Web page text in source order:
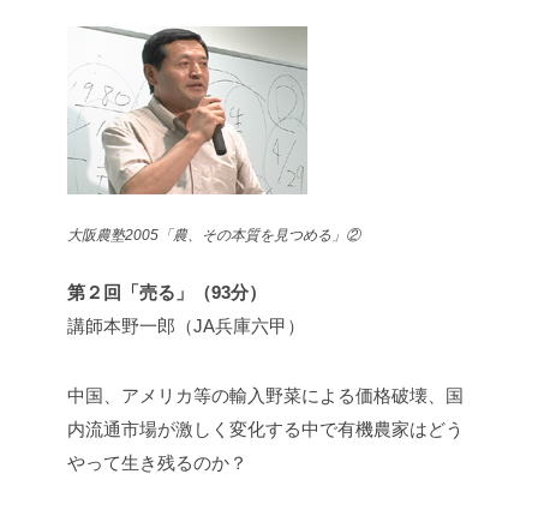
大阪農塾2005「農、その本質を見つめる」②
第２回「売る」（93分）
講師本野一郎（JA兵庫六甲）
中国、アメリカ等の輸入野菜による価格破壊、国
内流通市場が激しく変化する中で有機農家はどう
やって生き残るのか？